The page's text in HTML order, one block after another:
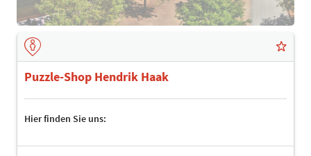
Puzzle-Shop Hendrik Haak
Hier finden Sie uns: